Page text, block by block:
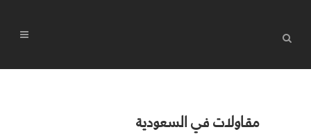
مقاولات في السعودية